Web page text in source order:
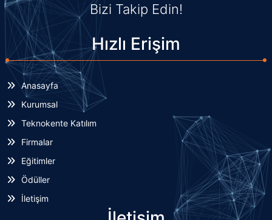
Bizi Takip Edin!
Hızlı Erişim
Anasayfa
Kurumsal
Teknokente Katılım
Firmalar
Eğitimler
Ödüller
İletişim